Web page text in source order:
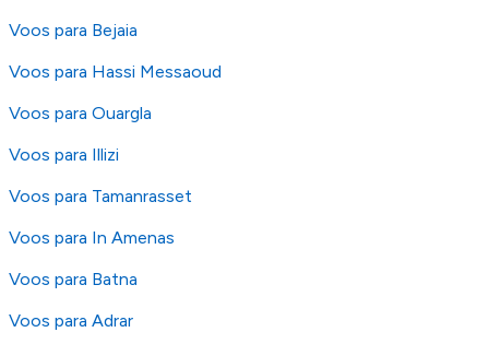
Voos para Bejaia
Voos para Hassi Messaoud
Voos para Ouargla
Voos para Illizi
Voos para Tamanrasset
Voos para In Amenas
Voos para Batna
Voos para Adrar